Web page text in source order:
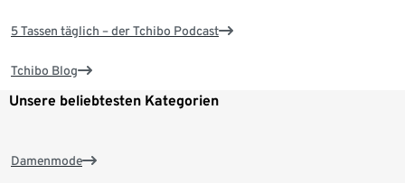
5 Tassen täglich – der Tchibo Podcast
Tchibo Blog
Unsere beliebtesten Kategorien
Damenmode